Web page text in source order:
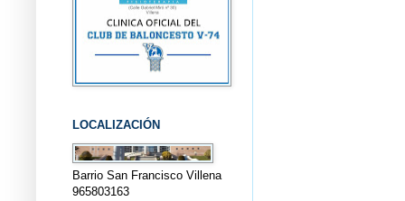
LOCALIZACIÓN
Barrio San Francisco Villena
965803163